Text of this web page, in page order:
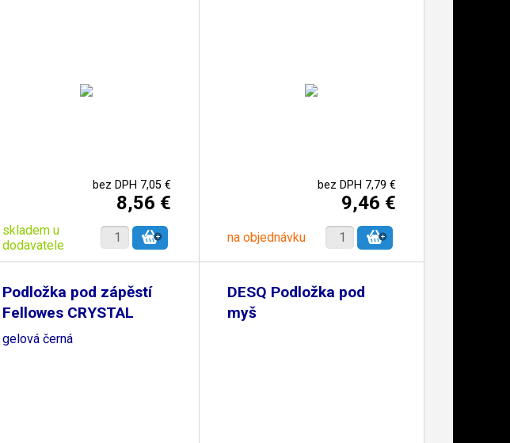
bez DPH 7,05 €
8,56 €
skladem u
dodavatele
bez DPH 7,79 €
9,46 €
na objednávku
Podložka pod zápěstí
Fellowes CRYSTAL
gelová černá
DESQ Podložka pod
myš